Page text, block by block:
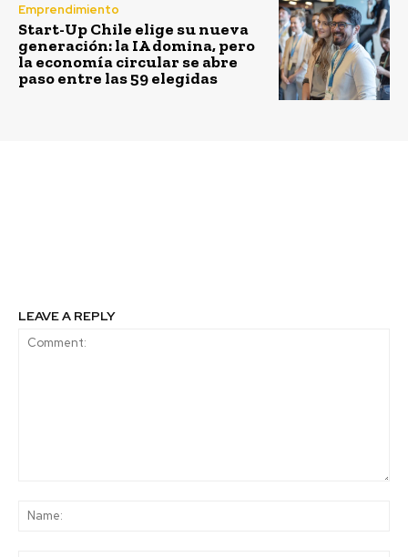
Emprendimiento
Start-Up Chile elige su nueva
generación: la IA domina, pero
la economía circular se abre
paso entre las 59 elegidas
LEAVE A REPLY